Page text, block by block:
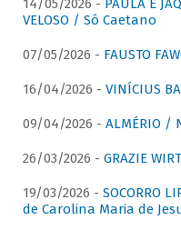
14/05/2026 - PAULA E
VELOSO / Só Caetano
07/05/2026 - FAUSTO
16/04/2026 - VINÍCIUS
09/04/2026 - ALMÉRIO /
26/03/2026 - GRAZIE
19/03/2026 - SOCORRO
de Carolina Maria de